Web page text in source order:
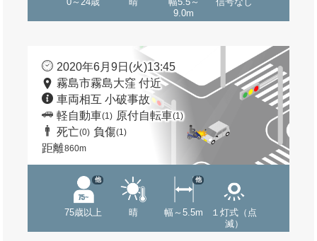
9.0m
2020年6月9日(火)13:45
霧島市霧島大窪 付近
車両相互 小破事故
軽自動車(1) 原付自転車(1)
死亡(0) 負傷(1)
距離860m
75歳以上
他
晴 幅～5.5m
他
１灯式（点
滅）